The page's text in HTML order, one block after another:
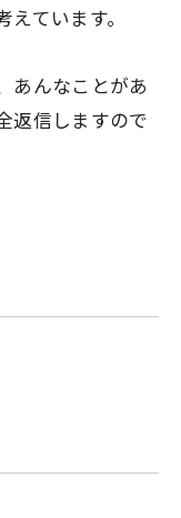
ています。
あんなことがあ
返信しますので